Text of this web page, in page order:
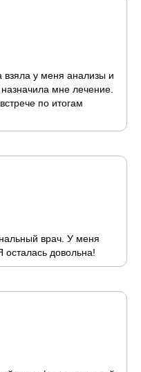
у меня анализы и
мне лечение.
по итогам
врач. У меня
осталась довольна!